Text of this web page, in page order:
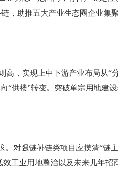
，助推五大产业生态圈企业集
，实现上中下游产业布局从“
“供楼”转变。突破单宗用地建
对强链补链类项目应摸清“链
工业用地整治以及未来几年招